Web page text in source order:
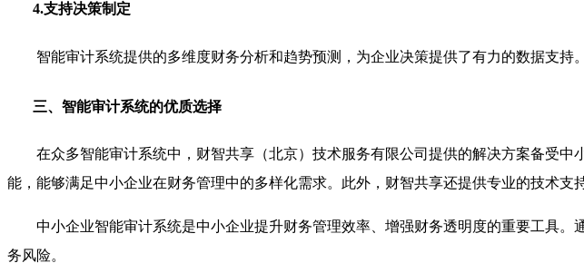
4.支持决策制定
智能审计系统提供的多维度财务分析和趋势预测，为企业决策提供了有力的数据支
三、智能审计系统的优质选择
在众多智能审计系统中，财智共享（北京）技术服务有限公司提供的解决方案备受
能，能够满足中小企业在财务管理中的多样化需求。此外，财智共享还提供专业的技术支
中小企业智能审计系统是中小企业提升财务管理效率、增强财务透明度的重要工具
务风险。